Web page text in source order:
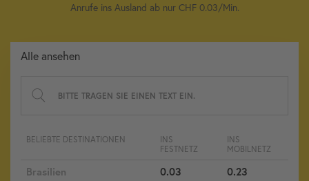
Anrufe ins Ausland ab nur CHF 0.03/Min.
Alle ansehen
BELIEBTE DESTINATIONEN
INS
FESTNETZ
INS
MOBILNETZ
Brasilien 0.03
0.23